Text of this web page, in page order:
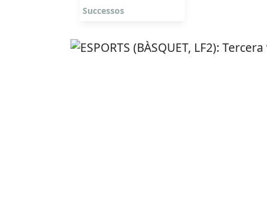
Successos